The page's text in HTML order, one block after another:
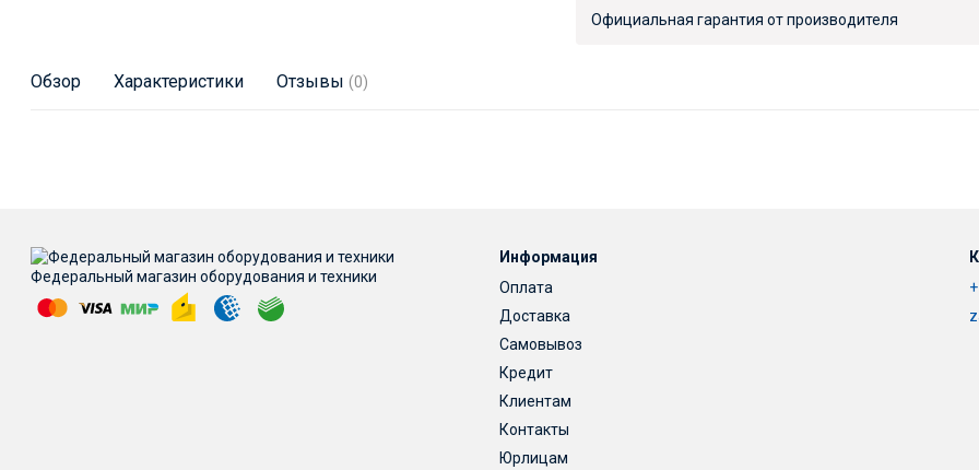
Официальная гарантия от производителя
Обзор Характеристики Отзывы (0)
Федеральный магазин оборудования и техники
Информация
Оплата
Доставка
Самовывоз
Кредит
Клиентам
Контакты
Юрлицам